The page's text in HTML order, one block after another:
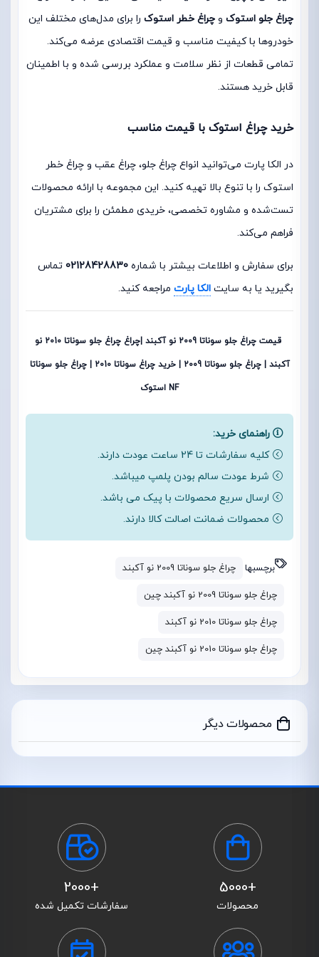
چراغ جلو استوک و چراغ خطر استوک را برای مدل‌های مختلف این
خودروها با کیفیت مناسب و قیمت اقتصادی عرضه می‌کند.
تمامی قطعات از نظر سلامت و عملکرد بررسی شده و با اطمینان
قابل خرید هستند.
خرید چراغ استوک با قیمت مناسب
در الکا پارت می‌توانید انواع چراغ جلو، چراغ عقب و چراغ خطر
استوک را با تنوع بالا تهیه کنید. این مجموعه با ارائه محصولات
تست‌شده و مشاوره تخصصی، خریدی مطمئن را برای مشتریان
فراهم می‌کند.
برای سفارش و اطلاعات بیشتر با شماره 02128428830 تماس
بگیرید یا به سایت الکا پارت مراجعه کنید.
قیمت چراغ جلو سوناتا 2009 نو آکبند |چراغ چراغ جلو سوناتا 2010 نو
آکبند | چراغ جلو سوناتا 2009 | خرید چراغ سوناتا 2010 | چراغ جلو سوناتا
NF استوک
راهنمای خرید:
کلیه سفارشات تا 24 ساعت عودت دارند.
شرط عودت سالم بودن پلمپ میباشد.
ارسال سریع محصولات با پیک می باشد.
محصولات ضمانت اصالت کالا دارند.
برچسبها چراغ جلو سوناتا 2009 نو آکبند
چراغ جلو سوناتا 2009 نو آکبند چین
چراغ جلو سوناتا 2010 نو آکبند
چراغ جلو سوناتا 2010 نو آکبند چین
محصولات دیگر
+5000
محصولات
+2000
سفارشات تکمیل شده